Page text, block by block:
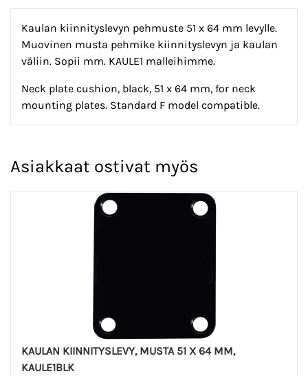
Kaulan kiinnityslevyn pehmuste 51 x 64 mm levylle.
Muovinen musta pehmike kiinnityslevyn ja kaulan
väliin. Sopii mm. KAULE1 malleihimme.
Neck plate cushion, black, 51 x 64 mm, for neck
mounting plates. Standard F model compatible.
Asiakkaat ostivat myös
KAULAN KIINNITYSLEVY, MUSTA 51 X 64 MM,
KAULE1BLK